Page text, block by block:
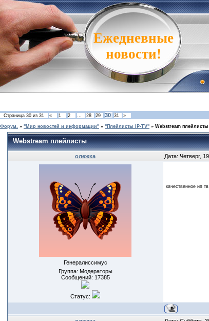
Ежедневные
новости!
Страница 30 из 31 « 1 2 … 28 29 30 31 »
Форум. » "Мир новостей и информации" » "Плейлисты IP-TV" » Webstream плейлисты
Webstream плейлисты
олежка Дата: Четверг,
Генералиссимус
Группа: Модераторы
Сообщений: 17385
Статус:
качественное ип